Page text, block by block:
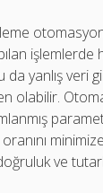
işlemlerde
yanlış veri
olabilir.
ve